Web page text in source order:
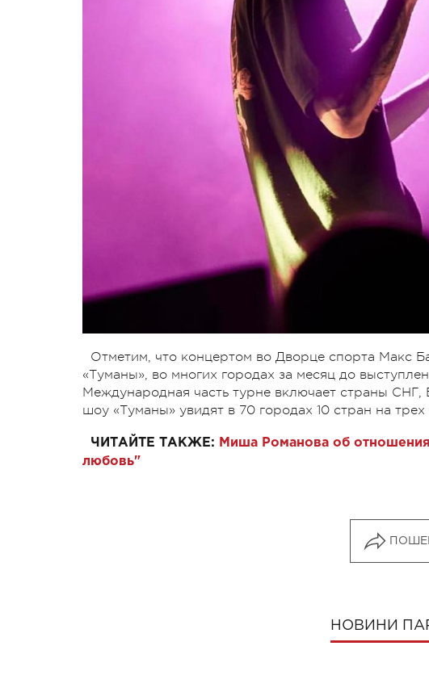
Отметим, что концертом во Дворце спорта Макс
«Туманы», во многих городах за месяц до
Международная часть турне включает страны
шоу «Туманы» увидят в 70 городах 10 стран на трех
ЧИТАЙТЕ ТАКЖЕ: Миша Романова об
любовь"
НОВИНИ